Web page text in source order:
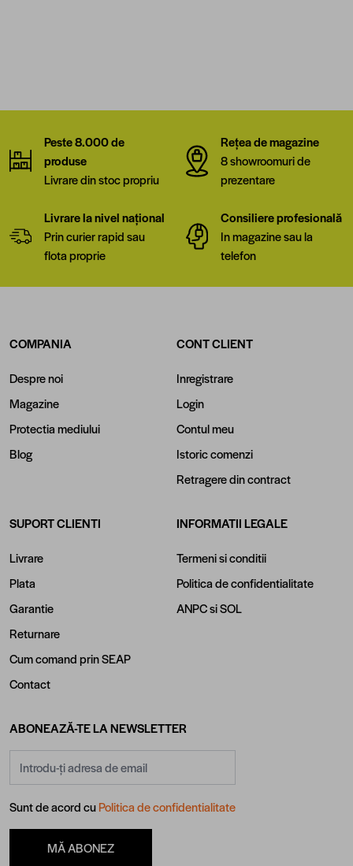
Peste 8.000 de
produse
Livrare din stoc propriu
Rețea de magazine
8 showroomuri de
prezentare
Livrare la nivel național
Prin curier rapid sau
flota proprie
Consiliere profesională
In magazine sau la
telefon
COMPANIA
Despre noi
Magazine
Protectia mediului
Blog
CONT CLIENT
Inregistrare
Login
Contul meu
Istoric comenzi
Retragere din contract
SUPORT CLIENTI
Livrare
Plata
Garantie
Returnare
Cum comand prin SEAP
Contact
INFORMATII LEGALE
Termeni si conditii
Politica de confidentialitate
ANPCsiSOL
ABONEAZĂ-TE LA NEWSLETTER
Sunt de acord cuPolitica de confidentialitate
MĂ ABONEZ